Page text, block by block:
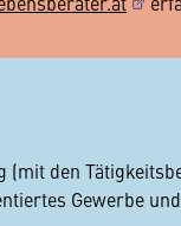
(mit den
Gewerbe